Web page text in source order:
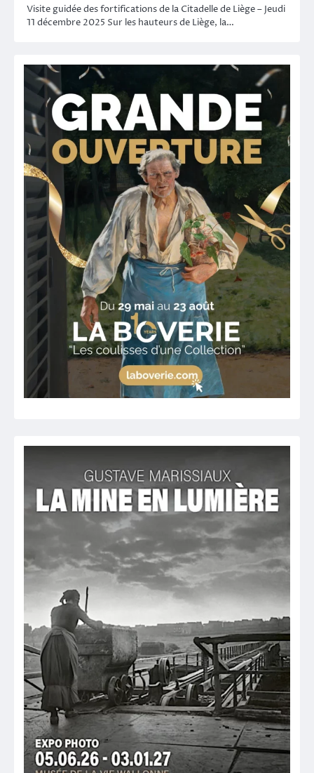
Visite guidée des fortifications de la Citadelle de Liège – Jeudi
11 décembre 2025 Sur les hauteurs de Liège, la…